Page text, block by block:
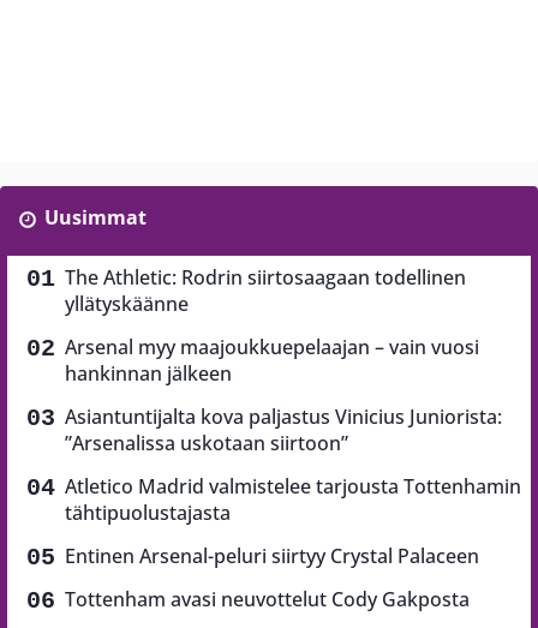
Uusimmat
The Athletic: Rodrin siirtosaagaan todellinen
yllätyskäänne
Arsenal myy maajoukkuepelaajan – vain vuosi
hankinnan jälkeen
Asiantuntijalta kova paljastus Vinicius Juniorista:
”Arsenalissa uskotaan siirtoon”
Atletico Madrid valmistelee tarjousta Tottenhamin
tähtipuolustajasta
Entinen Arsenal-peluri siirtyy Crystal Palaceen
Tottenham avasi neuvottelut Cody Gakposta